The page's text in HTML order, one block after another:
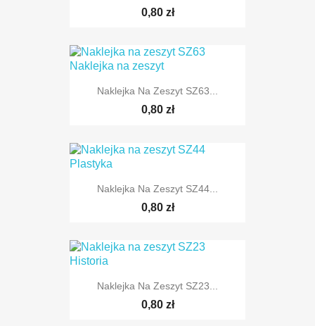
0,80 zł
Naklejka Na Zeszyt SZ63...
0,80 zł
Naklejka Na Zeszyt SZ44...
0,80 zł
Naklejka Na Zeszyt SZ23...
0,80 zł